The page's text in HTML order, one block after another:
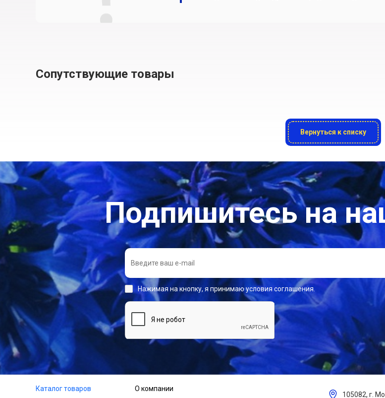
Сопутствующие товары
Вернуться к списку
Подпишитесь на
Нажимая на кнопку, я принимаю условия соглашения.
Каталог товаров
О компании
105082, г.